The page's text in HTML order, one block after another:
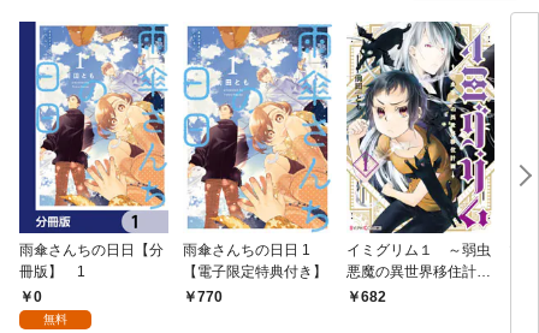
雨傘さんちの日日【分
冊版】 1
0
無料
雨傘さんちの日日 1
【電子限定特典付き】
770
イミグリム１ ～弱虫
悪魔の異世界移住計画
～【電子限定特典付
682